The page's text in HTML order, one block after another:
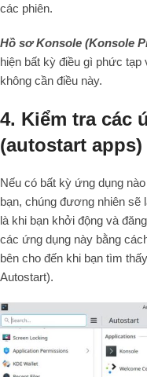
các phiên.
Hồ sơ Konsole (Konsole
hiện bất kỳ điều gì phức
không cần điều này.
4. Kiểm tra các
(autostart apps)
Nếu có bất kỳ ứng dụng
bạn, chúng đương nhiên sẽ
là khi bạn khởi động và
các ứng dụng này bằng
bên cho đến khi bạn tìm thấy
Autostart).